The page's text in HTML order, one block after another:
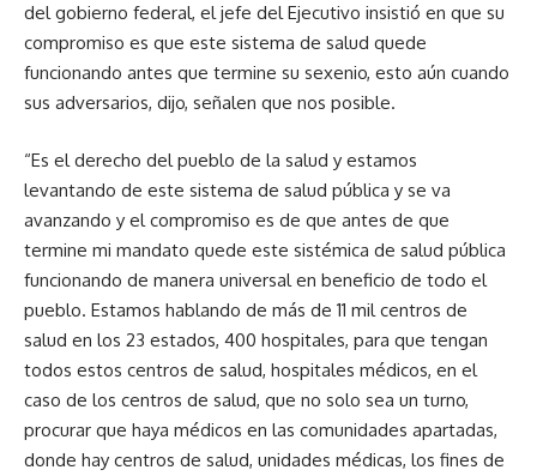
del gobierno federal, el jefe del Ejecutivo insistió en que su
compromiso es que este sistema de salud quede
funcionando antes que termine su sexenio, esto aún cuando
sus adversarios, dijo, señalen que nos posible.
“Es el derecho del pueblo de la salud y estamos
levantando de este sistema de salud pública y se va
avanzando y el compromiso es de que antes de que
termine mi mandato quede este sistémica de salud pública
funcionando de manera universal en beneficio de todo el
pueblo. Estamos hablando de más de 11 mil centros de
salud en los 23 estados, 400 hospitales, para que tengan
todos estos centros de salud, hospitales médicos, en el
caso de los centros de salud, que no solo sea un turno,
procurar que haya médicos en las comunidades apartadas,
donde hay centros de salud, unidades médicas, los fines de